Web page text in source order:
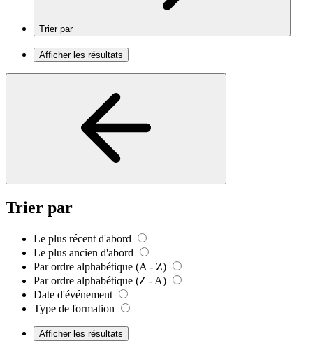
Trier par
Afficher les résultats
Trier par
Le plus récent d'abord
Le plus ancien d'abord
Par ordre alphabétique (A - Z)
Par ordre alphabétique (Z - A)
Date d'événement
Type de formation
Afficher les résultats